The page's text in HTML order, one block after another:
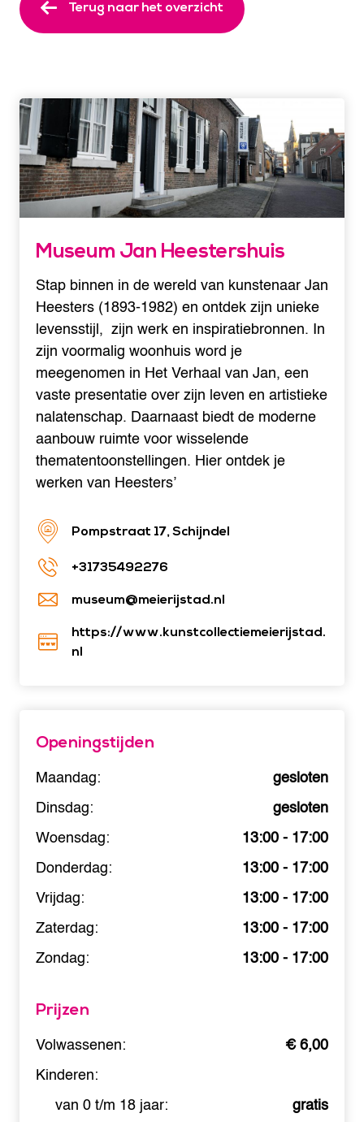
Terug naar het overzicht
Museum Jan Heestershuis
Stap binnen in de wereld van kunstenaar Jan
Heesters (1893-1982) en ontdek zijn unieke
levensstijl, zijn werk en inspiratiebronnen. In
zijn voormalig woonhuis word je
meegenomen in Het Verhaal van Jan, een
vaste presentatie over zijn leven en artistieke
nalatenschap. Daarnaast biedt de moderne
aanbouw ruimte voor wisselende
thematentoonstellingen. Hier ontdek je
werken van Heesters’
Pompstraat 17, Schijndel
+31735492276
museum@meierijstad.nl
https://www.kunstcollectiemeierijstad.
nl
Openingstijden
Maandag:
gesloten
Dinsdag:
gesloten
Woensdag:
13:00 - 17:00
Donderdag:
13:00 - 17:00
Vrijdag:
13:00 - 17:00
Zaterdag:
13:00 - 17:00
Zondag:
13:00 - 17:00
Prijzen
Volwassenen:
€ 6,00
Kinderen:
van 0 t/m 18 jaar:
gratis